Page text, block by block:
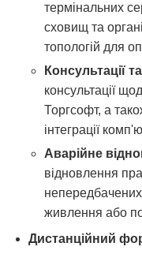
термінальних
сховищ та
топологій для
Консультації
консультації
Торгсофт, а
інтеграції
Аварійне
відновлення
непередбачених
живлення або
Дистанційний